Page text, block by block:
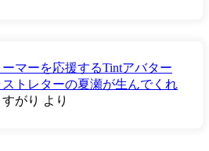
ーマーを応援するTintアバター
トレターの夏瀬が生んでくれ
がり より